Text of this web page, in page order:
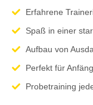
Erfahrene
Spaß in einer
Aufbau von
Perfekt für
Probetraining